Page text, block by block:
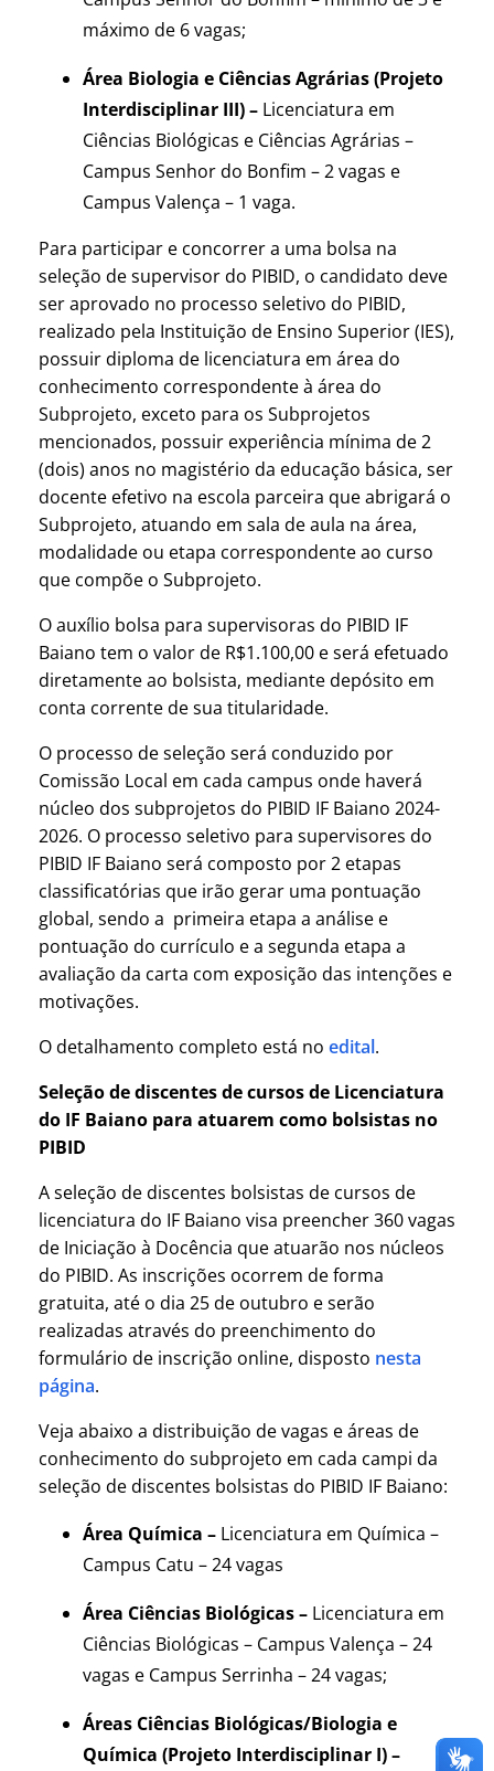
máximo de 6 vagas;
Área Biologia e Ciências Agrárias (Projeto
Interdisciplinar III) – Licenciatura em
Ciências Biológicas e Ciências Agrárias –
Campus Senhor do Bonfim – 2 vagas e
Campus Valença – 1 vaga.
Para participar e concorrer a uma bolsa na
seleção de supervisor do PIBID, o candidato deve
ser aprovado no processo seletivo do PIBID,
realizado pela Instituição de Ensino Superior (IES),
possuir diploma de licenciatura em área do
conhecimento correspondente à área do
Subprojeto, exceto para os Subprojetos
mencionados, possuir experiência mínima de 2
(dois) anos no magistério da educação básica, ser
docente efetivo na escola parceira que abrigará o
Subprojeto, atuando em sala de aula na área,
modalidade ou etapa correspondente ao curso
que compõe o Subprojeto.
O auxílio bolsa para supervisoras do PIBID IF
Baiano tem o valor de R$1.100,00 e será efetuado
diretamente ao bolsista, mediante depósito em
conta corrente de sua titularidade.
O processo de seleção será conduzido por
Comissão Local em cada campus onde haverá
núcleo dos subprojetos do PIBID IF Baiano 2024-
2026. O processo seletivo para supervisores do
PIBID IF Baiano será composto por 2 etapas
classificatórias que irão gerar uma pontuação
global, sendo a primeira etapa a análise e
pontuação do currículo e a segunda etapa a
avaliação da carta com exposição das intenções e
motivações.
O detalhamento completo está no edital.
Seleção de discentes de cursos de Licenciatura
do IF Baiano para atuarem como bolsistas no
PIBID
A seleção de discentes bolsistas de cursos de
licenciatura do IF Baiano visa preencher 360 vagas
de Iniciação à Docência que atuarão nos núcleos
do PIBID. As inscrições ocorrem de forma
gratuita, até o dia 25 de outubro e serão
realizadas através do preenchimento do
formulário de inscrição online, disposto nesta
página.
Veja abaixo a distribuição de vagas e áreas de
conhecimento do subprojeto em cada campi da
seleção de discentes bolsistas do PIBID IF Baiano:
Área Química – Licenciatura em Química –
Campus Catu – 24 vagas
Área Ciências Biológicas – Licenciatura em
Ciências Biológicas – Campus Valença – 24
vagas e Campus Serrinha – 24 vagas;
Áreas Ciências Biológicas/Biologia e
Química (Projeto Interdisciplinar I) –